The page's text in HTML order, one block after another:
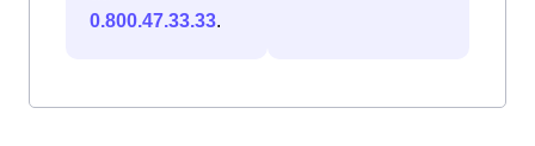
0.800.47.33.33.